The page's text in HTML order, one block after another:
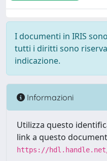
I documenti in IRIS
tutti i diritti sono
indicazione.
Informazioni
Utilizza questo
link a questo
https://hdl.handle.net/